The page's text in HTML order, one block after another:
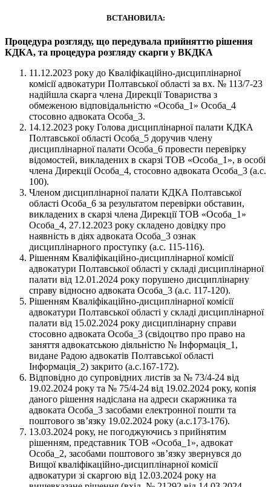
ВСТАНОВИЛА:
Процедура розгляду, що передувала прийняттю рішення
КДКА, та процедура розгляду скарги у ВКДКА
11.12.2023 року до Кваліфікаційно-дисциплінарної
комісії адвокатури Полтавської області за вх. № 113/7-23
надійшла скарга члена Дирекції Товариства з
обмеженою відповідальністю «Особа_1» Особа_4
стосовно адвоката Особа_3.
14.12.2023 року Голова дисциплінарної палати КДКА
Полтавської області Особа_5 доручив члену
дисциплінарної палати Особа_6 провести перевірку
відомостей, викладених в скарзі ТОВ «Особа_1», в особі
члена Дирекції Особа_4, стосовно адвоката Особа_3 (а.с.
100).
Членом дисциплінарної палати КДКА Полтавської
області Особа_6 за результатом перевірки обставин,
викладених в скарзі члена Дирекції ТОВ «Особа_1»
Особа_4, 27.12.2023 року складено довідку про
наявність в діях адвоката Особа_3 ознак
дисциплінарного проступку (а.с. 115-116).
Рішенням Кваліфікаційно-дисциплінарної комісії
адвокатури Полтавської області у складі дисциплінарної
палати від 12.01.2024 року порушено дисциплінарну
справу відносно адвоката Особа_3 (а.с. 117-120).
Рішенням Кваліфікаційно-дисциплінарної комісії
адвокатури Полтавської області у складі дисциплінарної
палати від 15.02.2024 року дисциплінарну справи
стосовно адвоката Особа_3 (свідоцтво про право на
заняття адвокатською діяльністю № Інформація_1,
видане Радою адвокатів Полтавської області
Інформація_2) закрито (а.с.167-172).
Відповідно до супровідних листів за № 73/4-24 від
19.02.2024 року та № 75/4-24 від 19.02.2024 року, копія
даного рішення надіслана на адреси скаржника та
адвоката Особа_3 засобами електронної пошти та
поштового зв’язку 19.02.2024 року (а.с.173-176).
13.03.2024 року, не погоджуючись з прийнятим
рішенням, представник ТОВ «Особа_1», адвокат
Особа_2, засобами поштового зв’язку звернувся до
Вищої кваліфікаційно-дисциплінарної комісії
адвокатури зі скаргою від 12.03.2024 року на